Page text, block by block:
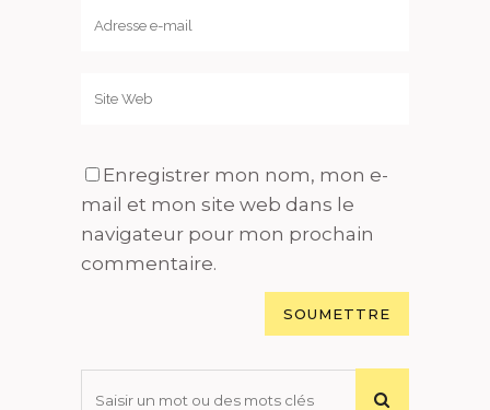
Enregistrer mon nom, mon e-
mail et mon site web dans le
navigateur pour mon prochain
commentaire.